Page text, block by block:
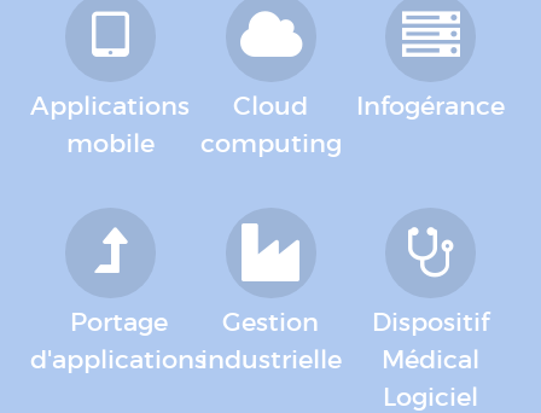
Applications
mobile
Cloud
computing
Infogérance
Portage
d'applications
Gestion
industrielle
Dispositif
Médical
Logiciel